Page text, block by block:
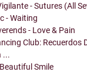
- Sutures (All
- Waiting
- Love & Pain
Club: Recuerdos
...
Smile